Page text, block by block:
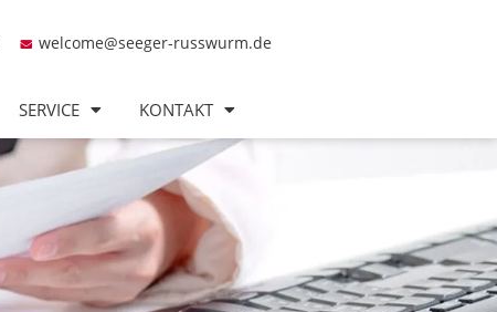
welcome@seeger-russwurm.de
SERVICE KONTAKT